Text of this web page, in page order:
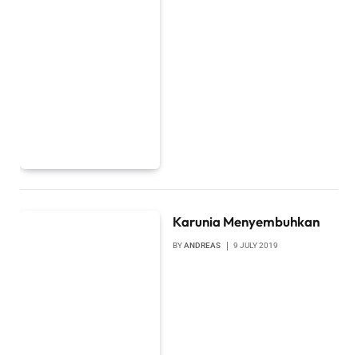
Karunia Menyembuhkan
BYANDREAS 9 JULY 2019